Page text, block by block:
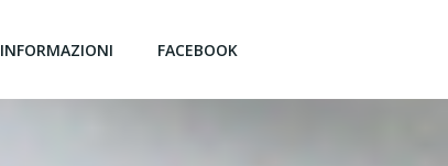
INFORMAZIONI FACEBOOK